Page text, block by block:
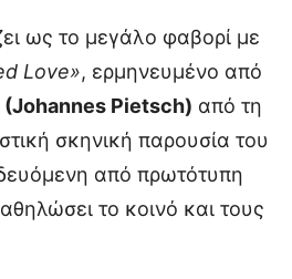
ως το μεγάλο φαβορί με
Love», ερμηνευμένο από
(Johannes Pietsch) από τη
σκηνική παρουσία του
από πρωτότυπη
το κοινό και τους